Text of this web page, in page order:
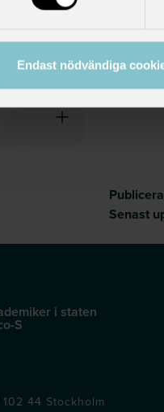
Endast nödvändiga
Senast
i staten
S
44 Stockholm